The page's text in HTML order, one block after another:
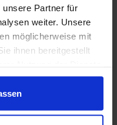
unsere Partner für
weiter. Unsere
möglicherweise mit
ihnen bereitgestellt
Showroom